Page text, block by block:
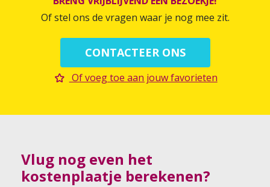
Of stel ons de vragen waar je nog mee zit.
CONTACTEER ONS
Of voeg toe aan jouw favorieten
Vlug nog even het
kostenplaatje berekenen?